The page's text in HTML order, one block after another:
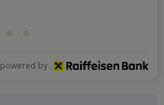
powered by